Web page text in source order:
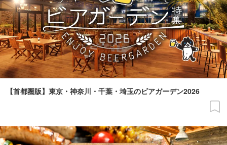
【首都圏版】東京・神奈川・千葉・埼玉のビアガーデン2026